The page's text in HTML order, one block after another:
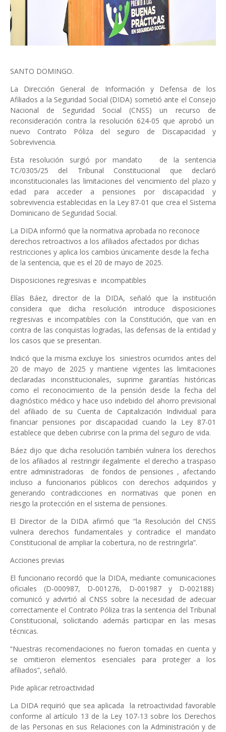
SANTO DOMINGO.
La Dirección General de Información y Defensa de los
Afiliados a la Seguridad Social (DIDA) sometió ante el Consejo
Nacional de Seguridad Social (CNSS) un recurso de
reconsideración contra la resolución 624-05 que aprobó un
nuevo Contrato Póliza del seguro de Discapacidad y
Sobrevivencia.
Esta resolución surgió por mandato
de la sentencia
TC/0305/25 del Tribunal Constitucional que declaró
inconstitucionales las limitaciones del vencimiento del plazo y
edad para acceder a pensiones por discapacidad y
sobrevivencia establecidas en la Ley 87-01 que crea el Sistema
Dominicano de Seguridad Social.
La DIDA informó que la normativa aprobada no reconoce
derechos retroactivos a los afiliados afectados por dichas
restricciones y aplica los cambios únicamente desde la fecha
de la sentencia, que es el 20 de mayo de 2025.
Disposiciones regresivas e incompatibles
Elías Báez, director de la DIDA, señaló que la institución
considera que dicha resolución introduce disposiciones
regresivas e incompatibles con la Constitución, que van en
contra de las conquistas logradas, las defensas de la entidad y
los casos que se presentan.
Indicó que la misma excluye los siniestros ocurridos antes del
20 de mayo de 2025 y mantiene vigentes las limitaciones
declaradas inconstitucionales, suprime garantías históricas
como el reconocimiento de la pensión desde la fecha del
diagnóstico médico y hace uso indebido del ahorro previsional
del afiliado de su Cuenta de Capitalización Individual para
financiar pensiones por discapacidad cuando la Ley 87-01
establece que deben cubrirse con la prima del seguro de vida.
Báez dijo que dicha resolución también vulnera los derechos
de los afiliados al restringir ilegalmente el derecho a traspaso
entre administradoras
de fondos de pensiones , afectando
incluso a funcionarios públicos con derechos adquiridos y
generando contradicciones en normativas que ponen en
riesgo la protección en el sistema de pensiones.
El Director de la DIDA afirmó que “la Resolución del CNSS
vulnera derechos fundamentales y contradice el mandato
Constitucional de ampliar la cobertura, no de restringirla”.
Acciones previas
El funcionario recordó que la DIDA, mediante comunicaciones
oficiales (D-000987, D-001276, D-001987 y D-002188)
comunicó y advirtió al CNSS sobre la necesidad de adecuar
correctamente el Contrato Póliza tras la sentencia del Tribunal
Constitucional, solicitando además participar en las mesas
técnicas.
“Nuestras recomendaciones no fueron tomadas en cuenta y
se omitieron elementos esenciales para proteger a los
afiliados”, señaló.
Pide aplicar retroactividad
La DIDA requirió que sea aplicada
la retroactividad favorable
conforme al artículo 13 de la Ley 107-13 sobre los Derechos
de las Personas en sus Relaciones con la Administración y de